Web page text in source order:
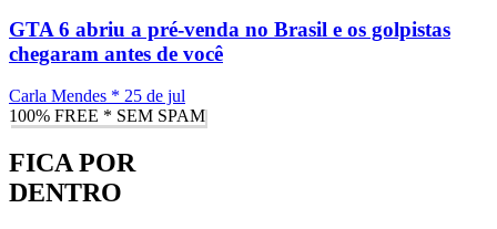
GTA 6 abriu a pré-venda no Brasil e os golpistas
chegaram antes de você
Carla Mendes * 25 de jul
100% FREE * SEM SPAM
FICA POR
DENTRO